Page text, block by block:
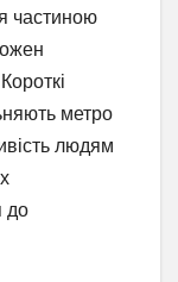
частиною
метро
людям
до